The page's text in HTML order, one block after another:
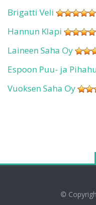
Brigatti Veli
Hannun Klapi
Laineen Saha Oy
Espoon Puu- ja
Vuoksen Saha Oy
©